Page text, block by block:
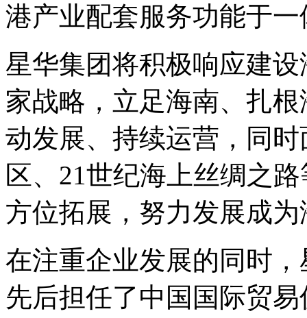
港产业配套服务功能于
星华集团将积极响应建
家战略，立足海南、扎
动发展、持续运营，同
区、21世纪海上丝绸之
方位拓展，努力发展成
在注重企业发展的同时
先后担任了中国国际贸